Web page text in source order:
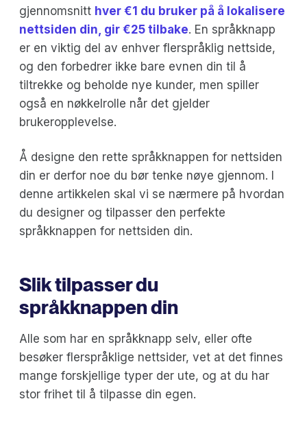
gjennomsnitt hver €1 du bruker på å lokalisere
nettsiden din, gir €25 tilbake. En språkknapp
er en viktig del av enhver flerspråklig nettside,
og den forbedrer ikke bare evnen din til å
tiltrekke og beholde nye kunder, men spiller
også en nøkkelrolle når det gjelder
brukeropplevelse.
Å designe den rette språkknappen for nettsiden
din er derfor noe du bør tenke nøye gjennom. I
denne artikkelen skal vi se nærmere på hvordan
du designer og tilpasser den perfekte
språkknappen for nettsiden din.
Slik tilpasser du
språkknappen din
Alle som har en språkknapp selv, eller ofte
besøker flerspråklige nettsider, vet at det finnes
mange forskjellige typer der ute, og at du har
stor frihet til å tilpasse din egen.